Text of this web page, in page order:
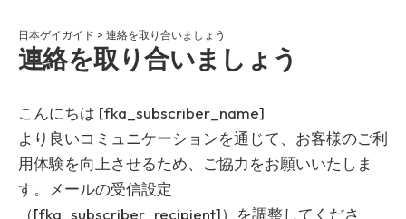
連絡を取り合いましょう
日本ゲイガイド > 連絡を取り合いましょう
こんにちは [fka_subscriber_name]
より良いコミュニケーションを通じて、お客様のご利
用体験を向上させるため、ご協力をお願いいたしま
す。メールの受信設定
（[fka_subscriber_recipient]）を調整してくださ